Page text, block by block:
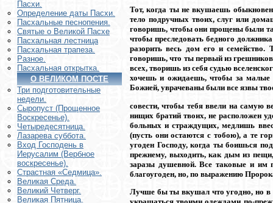
Пасхи.
Определение даты Пасхи.
Пасхальные песнопения.
Святые о Великой Пасхе
Пасхальная лестница
Пасхальная трапеза.
Разное.
Пасхальная открытка.
О ВЕЛИКОМ ПОСТЕ
Три подготовительные
недели.
Сыропуст (Прощенное
Воскресенье).
Четыредесятница.
Лазарева суббота.
Вход Господень в
Иерусалим (Вербное
воскресенье).
Страстная «Седмица».
Великая Среда.
Великий Четверг.
Великая Пятница.
Тот, когда ты не вкушаешь
тело подручных твоих, слуг или
говоришь, чтобы они прощены были
чтобы преследовать бедного
разорить весь дом его и
говоришь, что ты первый из
всех, творишь из себя судью
хочешь и ожидаешь, чтобы за малые
Божией, уврачеваны были все язвы
совести, чтобы тебя ввели на самую
нищих братий твоих, не расположен
больных и страждущих, медлишь
(пусть они остаются с тобою), а те
угоден Господу, когда ты боишься
прежнему, выходить, как дым из
заразы душевной. Все таковые и им
благоугоден, но, по выражению
Лучше бы ты вкушал что угодно, но в